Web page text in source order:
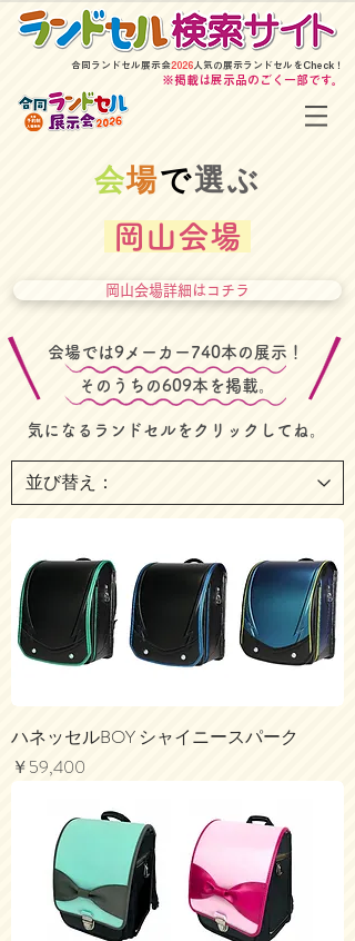
​合同ランドセル展示会2026 人気の展示ランドセルをCheck！
​※掲載は展示品のごく一部です。
​会場で選ぶ
岡山会場
岡山会場詳細はコチラ
そのうちの609本を掲載。
​会場では9メーカー740本の展示！
​気になるランドセルをクリックしてね。
ハネッセルBOY シャイニースパーク
価格
￥59,400